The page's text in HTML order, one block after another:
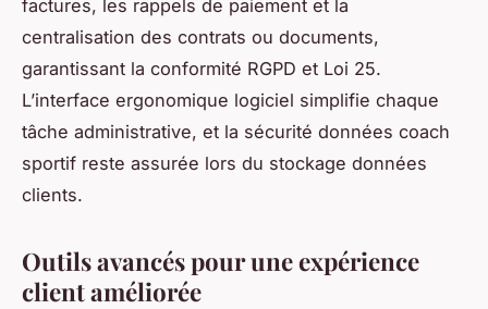
factures, les rappels de paiement et la
centralisation des contrats ou documents,
garantissant la conformité RGPD et Loi 25.
L’interface ergonomique logiciel simplifie chaque
tâche administrative, et la sécurité données coach
sportif reste assurée lors du stockage données
clients.
Outils avancés pour une expérience
client améliorée